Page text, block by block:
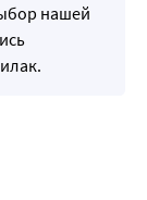
нашей